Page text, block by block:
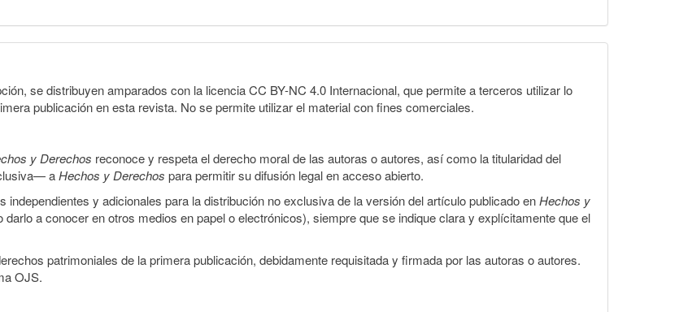
se distribuyen amparados con la licencia CC BY-NC 4.0 Internacional, que permite a terceros utilizar lo
publicación en esta revista. No se permite utilizar el material con fines comerciales.
y Derechos reconoce y respeta el derecho moral de las autoras o autores, así como la titularidad del
aHechos y Derechos para permitir su difusión legal en acceso abierto.
y adicionales para la distribución no exclusiva de la versión del artículo publicado enHechos y
a conocer en otros medios en papel o electrónicos), siempre que se indique clara y explícitamente que el
patrimoniales de la primera publicación, debidamente requisitada y firmada por las autoras o autores.
OJS.